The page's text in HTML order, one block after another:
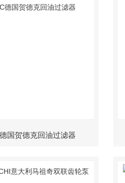
国贺德克回油过滤器